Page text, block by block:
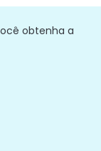
obtenha a